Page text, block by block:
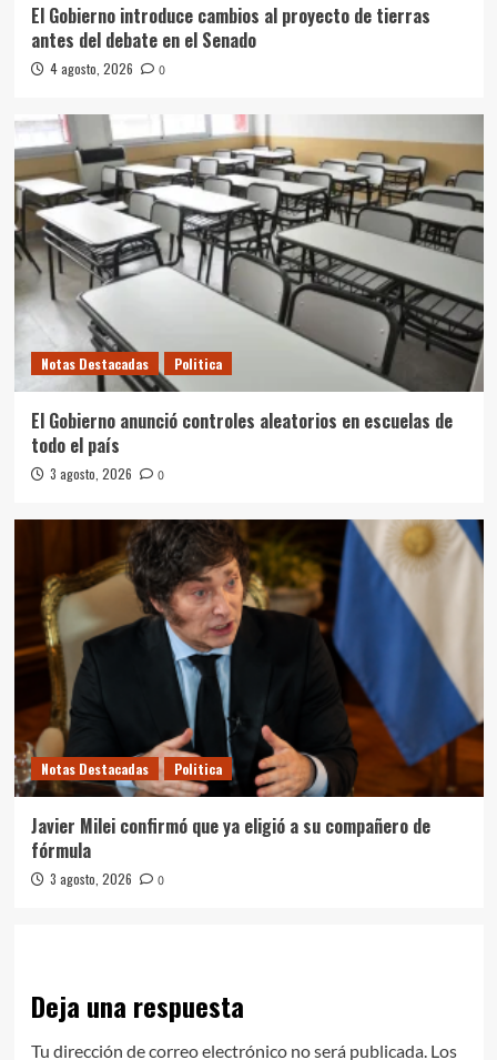
El Gobierno introduce cambios al proyecto de tierras
antes del debate en el Senado
4 agosto, 2026 0
Notas Destacadas Politica
El Gobierno anunció controles aleatorios en escuelas de
todo el país
3 agosto, 2026 0
Notas Destacadas Politica
Javier Milei confirmó que ya eligió a su compañero de
fórmula
3 agosto, 2026 0
Deja una respuesta
Tu dirección de correo electrónico no será publicada. Los